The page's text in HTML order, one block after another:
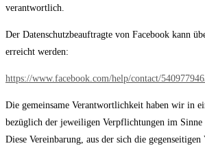
verantwortlich.
Der Datenschutzbeauftragte von Facebook kann
erreicht werden:
https://www.facebook.com/help/contact/
Die gemeinsame Verantwortlichkeit haben wir in
bezüglich der jeweiligen Verpflichtungen im
Diese Vereinbarung, aus der sich die